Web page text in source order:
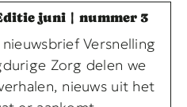
juni | nummer 3
Versnelling
Zorg delen we
nieuws uit het